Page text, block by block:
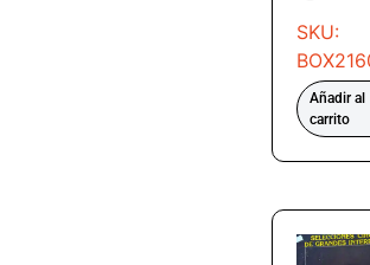
SKU:
Añadir al
carrito